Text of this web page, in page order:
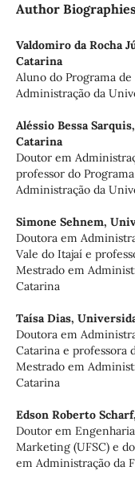
Author
Valdomiro da Rocha
Catarina
Aluno do Programa
Administração da
Aléssio Bessa Sarquis,
Catarina
Doutor em
professor do
Administração da
Simone Sehnem,
Doutora em
Vale do Itajaí e
Mestrado em
Catarina
Taísa Dias,
Doutora em
Catarina e professora
Mestrado em
Catarina
Edson Roberto Scharf,
Doutor em
Marketing (UFSC) e
em Administração da